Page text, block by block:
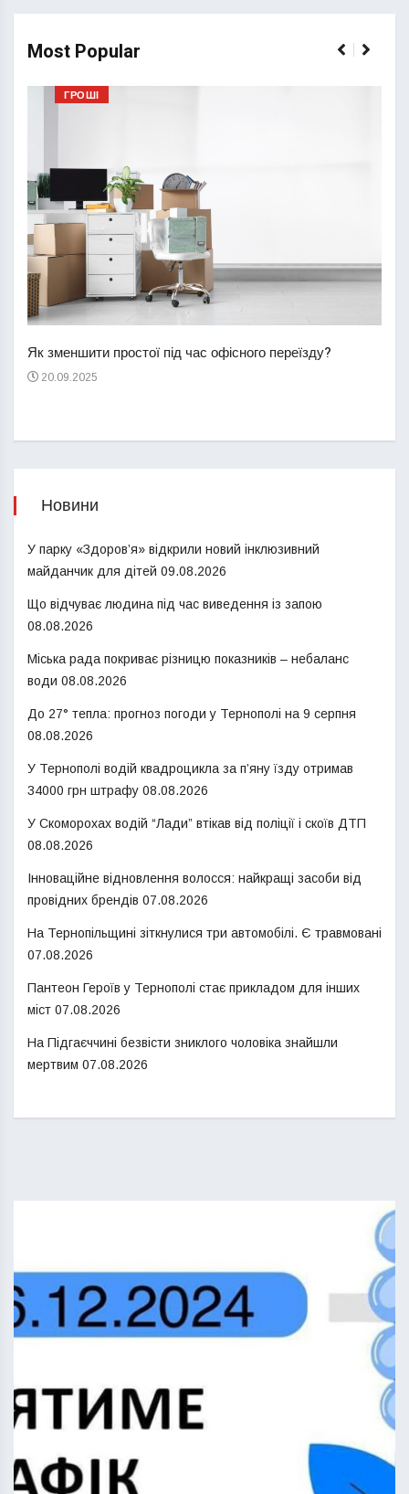
Most Popular
ГРОШІ
Як зменшити простої під час офісного переїзду?
20.09.2025
Новини
У парку «Здоров’я» відкрили новий інклюзивний
майданчик для дітей 09.08.2026
Що відчуває людина під час виведення із запою
08.08.2026
Міська рада покриває різницю показників – небаланс
води 08.08.2026
До 27° тепла: прогноз погоди у Тернополі на 9 серпня
08.08.2026
У Тернополі водій квадроцикла за п’яну їзду отримав
34000 грн штрафу 08.08.2026
У Скоморохах водій “Лади” втікав від поліції і скоїв ДТП
08.08.2026
Інноваційне відновлення волосся: найкращі засоби від
провідних брендів 07.08.2026
На Тернопільщині зіткнулися три автомобілі. Є травмовані
07.08.2026
Пантеон Героїв у Тернополі стає прикладом для інших
міст 07.08.2026
На Підгаєччині безвісти зниклого чоловіка знайшли
мертвим 07.08.2026